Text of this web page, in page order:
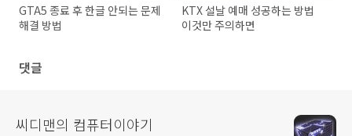
GTA5 종료 후 한글 안되는 문제
해결 방법
KTX 설날 예매 성공하는 방법
이것만 주의하면
댓글
씨디맨의 컴퓨터이야기